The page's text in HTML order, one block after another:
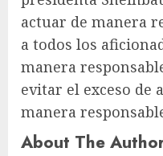
actuar de manera
a todos los
manera
evitar el exceso de
manera
About The